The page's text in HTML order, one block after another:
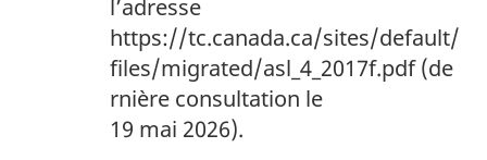
l’adresse
https://tc.canada.ca/sites/default/
files/migrated/asl_4_2017f.pdf(de
rnière consultation le
19 mai 2026).